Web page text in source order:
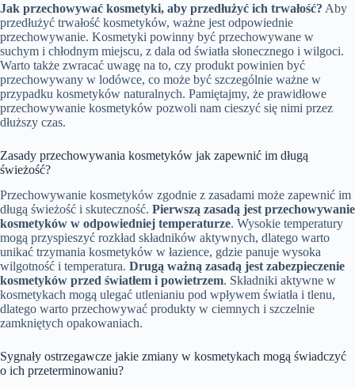
Jak przechowywać kosmetyki, aby przedłużyć ich trwałość? Aby
przedłużyć trwałość kosmetyków, ważne jest odpowiednie
przechowywanie. Kosmetyki powinny być przechowywane w
suchym i chłodnym miejscu, z dala od światła słonecznego i wilgoci.
Warto także zwracać uwagę na to, czy produkt powinien być
przechowywany w lodówce, co może być szczególnie ważne w
przypadku kosmetyków naturalnych. Pamiętajmy, że prawidłowe
przechowywanie kosmetyków pozwoli nam cieszyć się nimi przez
dłuższy czas.
Zasady przechowywania kosmetyków jak zapewnić im długą
świeżość?
Przechowywanie kosmetyków zgodnie z zasadami może zapewnić im
długą świeżość i skuteczność. Pierwszą zasadą jest przechowywanie
kosmetyków w odpowiedniej temperaturze. Wysokie temperatury
mogą przyspieszyć rozkład składników aktywnych, dlatego warto
unikać trzymania kosmetyków w łazience, gdzie panuje wysoka
wilgotność i temperatura. Drugą ważną zasadą jest zabezpieczenie
kosmetyków przed światłem i powietrzem. Składniki aktywne w
kosmetykach mogą ulegać utlenianiu pod wpływem światła i tlenu,
dlatego warto przechowywać produkty w ciemnych i szczelnie
zamkniętych opakowaniach.
Sygnały ostrzegawcze jakie zmiany w kosmetykach mogą świadczyć
o ich przeterminowaniu?